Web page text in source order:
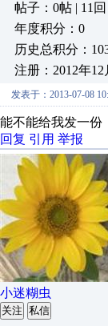
帖子：0帖 | 11回
年度积分：0
历史总积分：
注册：2012年12
发表于：2013-07-08
能不能给我发一份
回复 引用 举报
小迷糊虫
关注 私信